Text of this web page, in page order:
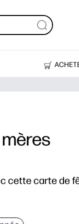
cette carte de